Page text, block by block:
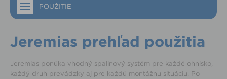
POUŽITIE
Jeremias prehľad použitia
Jeremias ponúka vhodný spalinový systém pre každé ohnisko,
každý druh prevádzky aj pre každú montážnu situáciu. Po